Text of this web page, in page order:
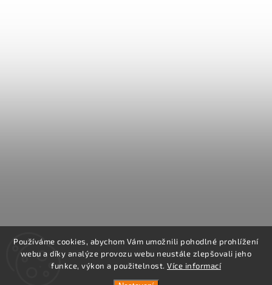
Používáme cookies, abychom Vám umožnili pohodlné prohlížení
webu a díky analýze provozu webu neustále zlepšovali jeho
funkce, výkon a použitelnost. Více informací